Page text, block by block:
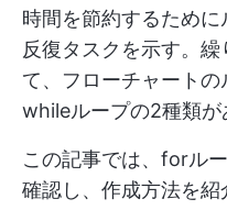
時間を節約するため
反復タスクを示す。
て、フローチャート
whileループの2種類が
この記事では、forル
確認し、作成方法を紹